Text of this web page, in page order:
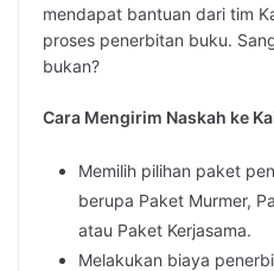
mendapat bantuan dari tim
proses penerbitan buku.
bukan?
Cara Mengirim Naskah ke
Memilih pilihan paket
berupa Paket Murmer,
atau Paket Kerjasama.
Melakukan biaya